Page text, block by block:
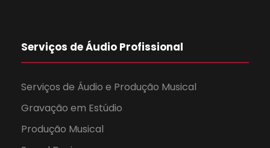
Serviços de Áudio Profissional
Serviços de Áudio e Produção Musical
Gravação em Estúdio
Produção Musical